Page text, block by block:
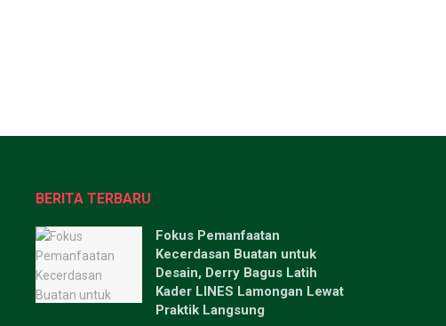
BERITA TERBARU
Fokus Pemanfaatan
Kecerdasan Buatan untuk
Desain, Derry Bagus Latih
Kader LINES Lamongan Lewat
Praktik Langsung